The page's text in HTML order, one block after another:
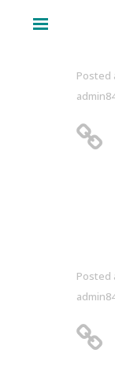
Posted
Posted